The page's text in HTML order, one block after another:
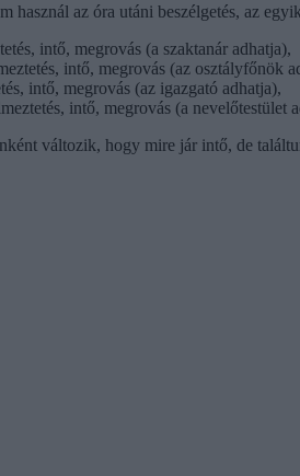
használ az óra utáni beszélgetés, az
intő, megrovás (a szaktanár adhatja),
intő, megrovás (az osztályfőnök
intő, megrovás (az igazgató adhatja),
intő, megrovás (a nevelőtestület
változik, hogy mire jár intő, de